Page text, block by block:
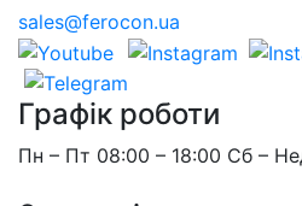
sales@ferocon.ua
Графік роботи
Пн – Пт 08:00 – 18:00 Сб –